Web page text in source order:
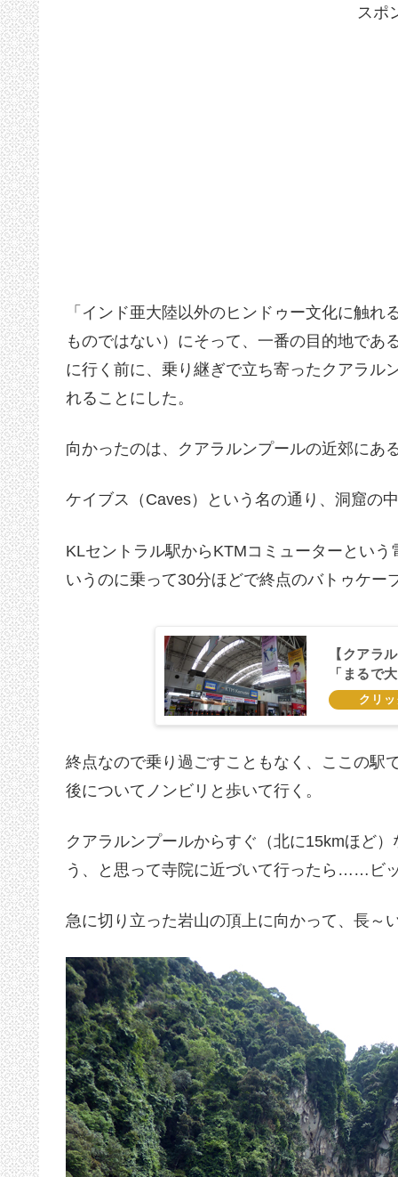
スポ
「インド亜大陸以外のヒンドゥー文化に触
ものではない）にそって、一番の目的地であ
に行く前に、乗り継ぎで立ち寄ったクアラル
れることにした。
向かったのは、クアラルンプールの近郊にあ
ケイブス（Caves）という名の通り、洞窟の
KLセントラル駅からKTMコミューターとい
いうのに乗って30分ほどで終点のバトゥケー
【クアラ
「まるで
終点なので乗り過ごすこともなく、ここの駅
後についてノンビリと歩いて行く。
クアラルンプールからすぐ（北に15kmほど
う、と思って寺院に近づいて行ったら……ビ
急に切り立った岩山の頂上に向かって、長～